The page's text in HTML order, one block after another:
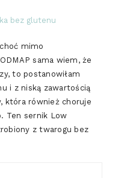
mimo
sama wiem, że
to postanowiłam
i z niską zawartością
która również choruje
Ten sernik Low
z twarogu bez